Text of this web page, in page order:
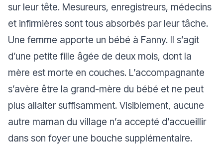
sur leur tête. Mesureurs, enregistreurs, médecins
et infirmières sont tous absorbés par leur tâche.
Une femme apporte un bébé à Fanny. Il s’agit
d’une petite fille âgée de deux mois, dont la
mère est morte en couches. L’accompagnante
s’avère être la grand-mère du bébé et ne peut
plus allaiter suffisamment. Visiblement, aucune
autre maman du village n’a accepté d’accueillir
dans son foyer une bouche supplémentaire.